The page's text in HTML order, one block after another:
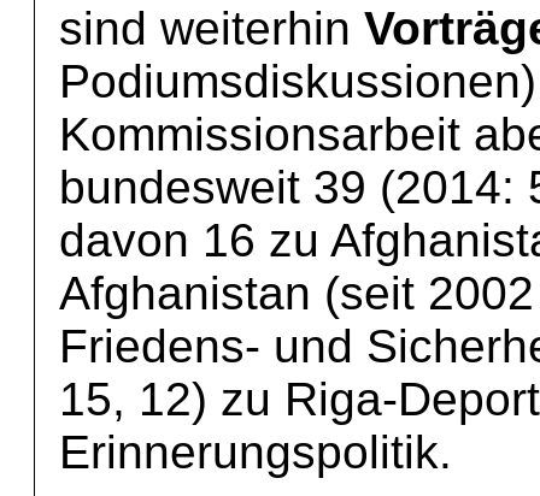
sind weiterhin
Kommissionsarbeit
bundesweit 39 (2014:
davon 16 zu
Afghanistan (seit
Friedens- und
15, 12) zu Riga-
Erinnerungspolitik.